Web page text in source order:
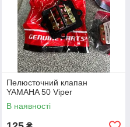
Пелюсточний клапан
YAMAHA 50 Viper
В наявності